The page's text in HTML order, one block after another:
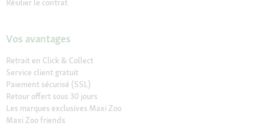
Résilier le contrat
Vos avantages
Retrait en Click & Collect
Service client gratuit
Paiement sécurisé (SSL)
Retour offert sous 30 jours
Les marques exclusives Maxi Zoo
Maxi Zoo friends